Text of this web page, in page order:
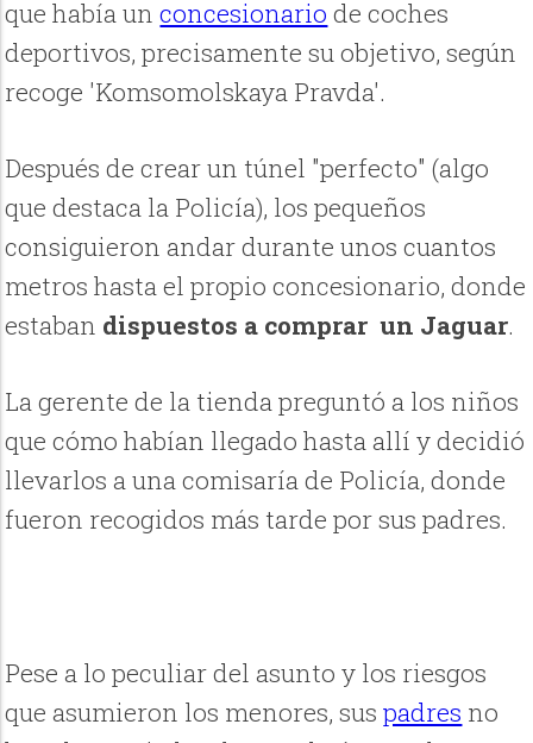
que había un concesionario de coches
deportivos, precisamente su objetivo, según
recoge 'Komsomolskaya Pravda'.
Después de crear un túnel "perfecto" (algo
que destaca la Policía), los pequeños
consiguieron andar durante unos cuantos
metros hasta el propio concesionario, donde
estaban dispuestos a comprar un Jaguar.
Lagerente de la tienda preguntó a los niños
que cómo habían llegado hasta allí y decidió
llevarlos a una comisaría de Policía, donde
fueron recogidos más tarde por sus padres.
Pese a lo peculiar del asunto y los riesgos
que asumieron los menores, sus padres no